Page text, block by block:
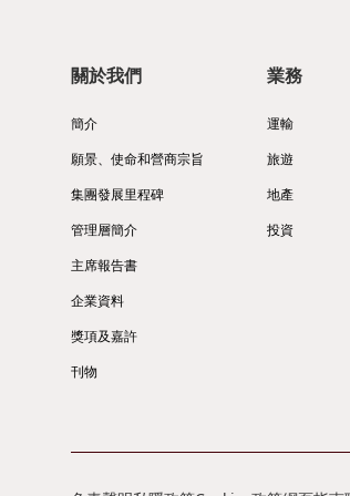
關於我們
簡介
願景、使命和營商宗旨
集團發展里程碑
管理層簡介
主席報告書
企業資料
獎項及嘉許
刊物
業務
運輸
旅遊
地產
投資